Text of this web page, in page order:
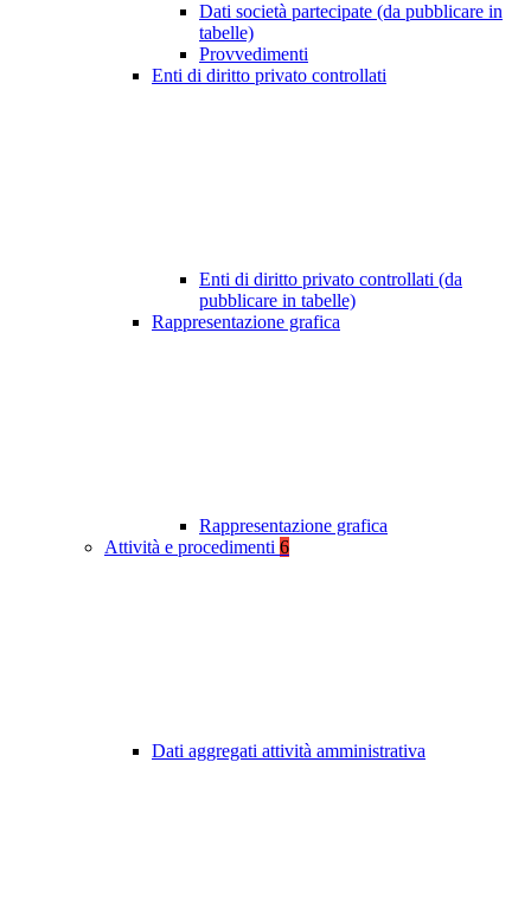
Dati società partecipate (da pubblicare in
tabelle)
Provvedimenti
Enti di diritto privato controllati
Enti di diritto privato controllati (da
pubblicare in tabelle)
Rappresentazione grafica
Rappresentazione grafica
Attività e procedimenti 6
Dati aggregati attività amministrativa